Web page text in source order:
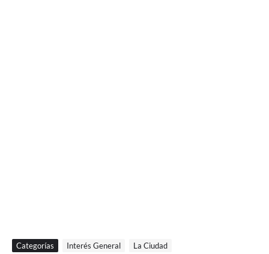
Categorías Interés General La Ciudad